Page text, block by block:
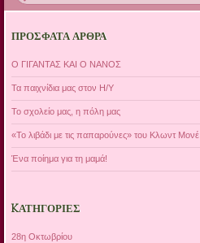
ΠΡΌΣΦΑΤΑ ΆΡΘΡΑ
Ο ΓΙΓΑΝΤΑΣ ΚΑΙ Ο ΝΑΝΟΣ
Τα παιχνίδια μας στον Η/Υ
Το σχολείο μας, η πόλη μας
«Το λιβάδι με τις παπαρούνες» του Κλωντ Μονέ
Ένα ποίημα για τη μαμά!
KΑΤΗΓΟΡΊΕΣ
28η Οκτωβρίου